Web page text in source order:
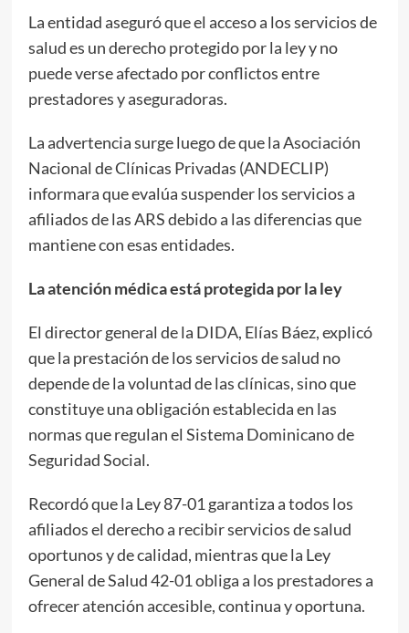
La entidad aseguró que el acceso a los servicios de
salud es un derecho protegido por la ley y no
puede verse afectado por conflictos entre
prestadores y aseguradoras.
La advertencia surge luego de que la Asociación
Nacional de Clínicas Privadas (ANDECLIP)
informara que evalúa suspender los servicios a
afiliados de las ARS debido a las diferencias que
mantiene con esas entidades.
La atención médica está protegida por la ley
El director general de la DIDA, Elías Báez, explicó
que la prestación de los servicios de salud no
depende de la voluntad de las clínicas, sino que
constituye una obligación establecida en las
normas que regulan el Sistema Dominicano de
Seguridad Social.
Recordó que la Ley 87-01 garantiza a todos los
afiliados el derecho a recibir servicios de salud
oportunos y de calidad, mientras que la Ley
General de Salud 42-01 obliga a los prestadores a
ofrecer atención accesible, continua y oportuna.